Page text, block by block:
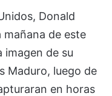
Donald
mañana de este
imagen de su
Maduro, luego de
en horas